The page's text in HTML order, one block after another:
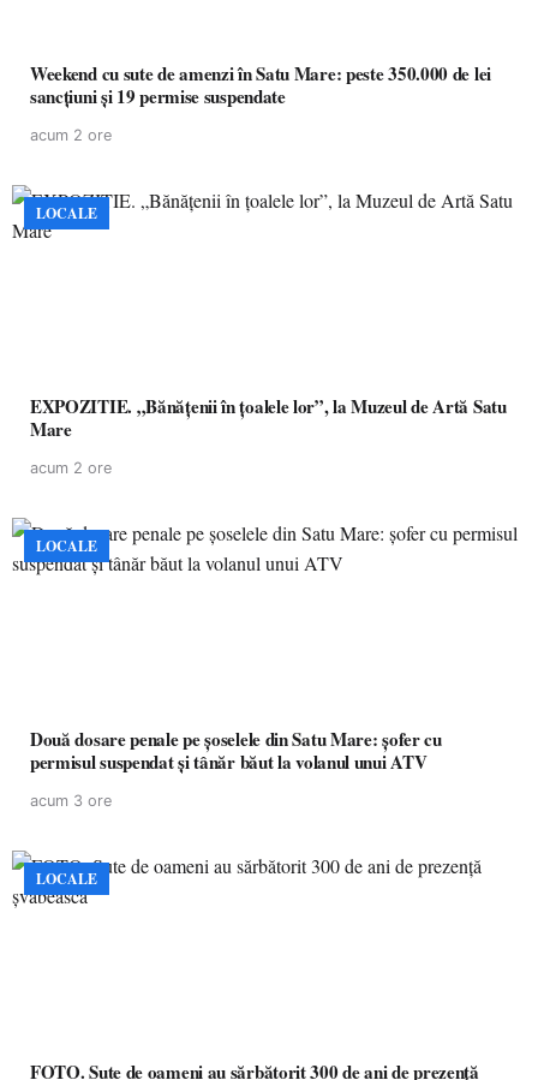
Weekend cu sute de amenzi în Satu Mare: peste 350.000 de lei
sancțiuni și 19 permise suspendate
acum 2 ore
LOCALE
EXPOZITIE. „Bănățenii în țoalele lor”, la Muzeul de Artă Satu
Mare
acum 2 ore
LOCALE
Două dosare penale pe șoselele din Satu Mare: șofer cu
permisul suspendat și tânăr băut la volanul unui ATV
acum 3 ore
LOCALE
FOTO. Sute de oameni au sărbătorit 300 de ani de prezență